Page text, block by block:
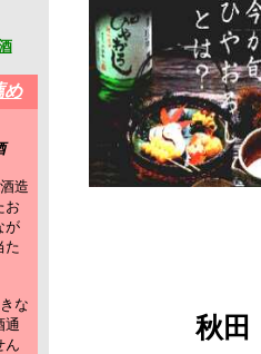
め
造
お
が
た
な
通
ん
秋